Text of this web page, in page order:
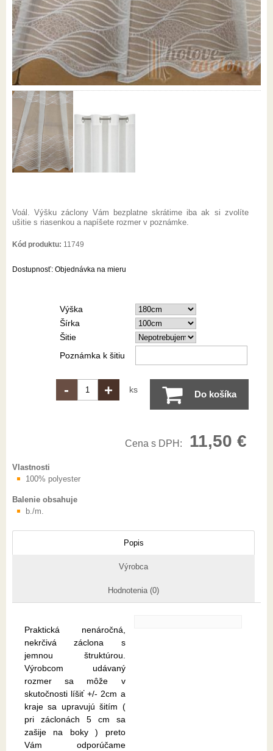
Voál. Výšku záclony Vám bezplatne skrátime iba ak si zvolíte
ušitie s riasenkou a napíšete rozmer v poznámke.
Kód produktu: 11749
Dostupnosť: Objednávka na mieru
Výška
Šírka
Šitie
Poznámka k šitiu
- + ks Do košíka
Cena s DPH: 11,50 €
Vlastnosti
100% polyester
Balenie obsahuje
b./m.
Popis
Výrobca
Hodnotenia (0)
Praktická nenáročná,
nekrčivá záclona s
jemnou štruktúrou.
Výrobcom udávaný
rozmer sa môže v
skutočnosti líšiť +/- 2cm a
kraje sa upravujú šitím (
pri záclonách 5 cm sa
zašije na boky ) preto
Vám odporúčame